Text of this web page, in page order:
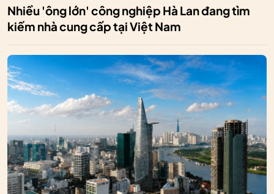
Nhiều 'ông lớn' công nghiệp Hà Lan đang tìm
kiếm nhà cung cấp tại Việt Nam